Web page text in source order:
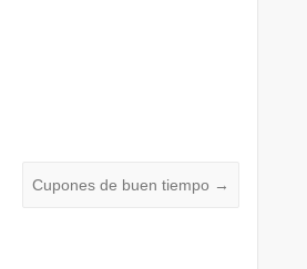
Cupones de buen tiempo →